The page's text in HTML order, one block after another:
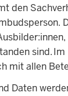
den
sind.
mit allen
Daten